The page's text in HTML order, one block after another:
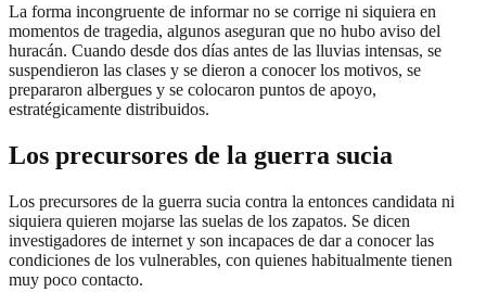
La forma incongruente de informar no se corrige ni siquiera en
momentos de tragedia, algunos aseguran que no hubo aviso del
huracán. Cuando desde dos días antes de las lluvias intensas, se
suspendieron las clases y se dieron a conocer los motivos, se
prepararon albergues y se colocaron puntos de apoyo,
estratégicamente distribuidos.
Los precursores de la guerra sucia
Los precursores de la guerra sucia contra la entonces candidata ni
siquiera quieren mojarse las suelas de los zapatos. Se dicen
investigadores de internet y son incapaces de dar a conocer las
condiciones de los vulnerables, con quienes habitualmente tienen
muy poco contacto.